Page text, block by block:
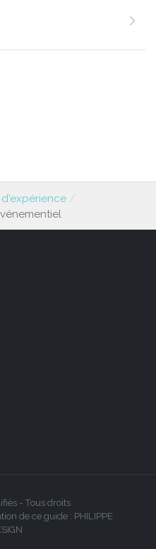
d'expérience
- Tous droits
de ce guide : PHILIPPE